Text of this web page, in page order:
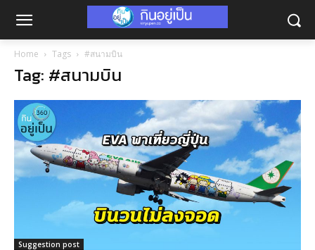
Home Tags #สนามบิน
Tag: #สนามบิน
Suggestion post